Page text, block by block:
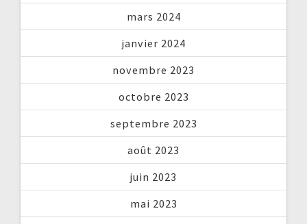
mars 2024
janvier 2024
novembre 2023
octobre 2023
septembre 2023
août 2023
juin 2023
mai 2023